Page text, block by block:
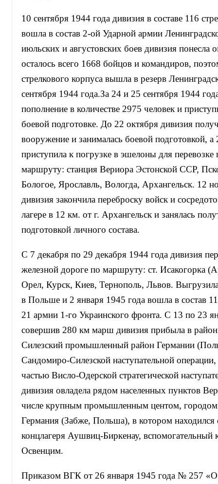
10 сентября 1944 года дивизия в составе 116
вошла в состав 2-ой Ударной армии
июльских и августовских боев дивизия понесла
осталось всего 1668 бойцов и командиров,
стрелкового корпуса вышла в резерв
сентября 1944 года.За 24 и 25 сентября 1944
пополнение в количестве 2975 человек и
боевой подготовке. До 22 октября дивизия
вооружение и занималась боевой подготовкой, а
приступила к погрузке в эшелоны для
маршруту: станция Вериора Эстонской ССР,
Бологое, Ярославль, Вологда, Архангельск. 12
дивизия закончила переброску войск и
лагере в 12 км. от г. Архангельск и занялась
подготовкой личного состава.
С 7 декабря по 29 декабря 1944 года дивизия
железной дороге по маршруту: ст. Исакогорка
Орел, Курск, Киев, Тернополь, Львов.
в Польше и 2 января 1945 года вошла в состав
21 армии 1-го Украинского фронта. С 13 по 23
совершив 280 км марш дивизия прибыла в
Силезский промышленный район Германии
Сандомиро-Силезской наступательной операции,
частью Висло-Одерской стратегической
дивизия овладела рядом населенных пунктов
числе крупным промышленным центом, городом
Германия (Забже, Польша), в котором находился
концлагеря Аушвиц-Биркенау, вспомогательный
Освенцим.
Приказом ВГК от 26 января 1945 года № 257